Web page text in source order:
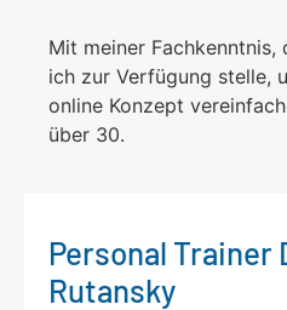
Mit meiner Fachkenntnis,
ich zur Verfügung stelle,
online Konzept
über 30.
Personal Trainer
Rutansky